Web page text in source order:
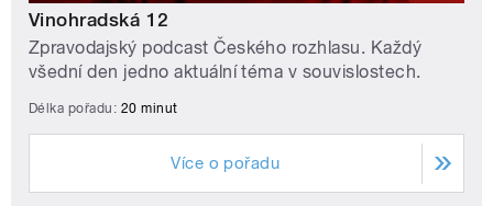
Vinohradská 12
Zpravodajský podcast Českého rozhlasu. Každý
všední den jedno aktuální téma v souvislostech.
Délka pořadu: 20 minut
Více o pořadu